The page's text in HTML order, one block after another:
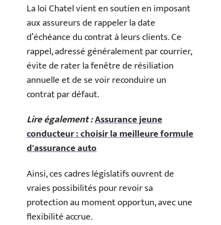
La loi Chatel vient en soutien en imposant
aux assureurs de rappeler la date
d’échéance du contrat à leurs clients. Ce
rappel, adressé généralement par courrier,
évite de rater la fenêtre de résiliation
annuelle et de se voir reconduire un
contrat par défaut.
Lire également :Assurance jeune
conducteur : choisir la meilleure formule
d'assurance auto
Ainsi, ces cadres législatifs ouvrent de
vraies possibilités pour revoir sa
protection au moment opportun, avec une
flexibilité accrue.